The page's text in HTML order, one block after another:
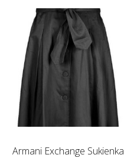
Armani Exchange Sukienka